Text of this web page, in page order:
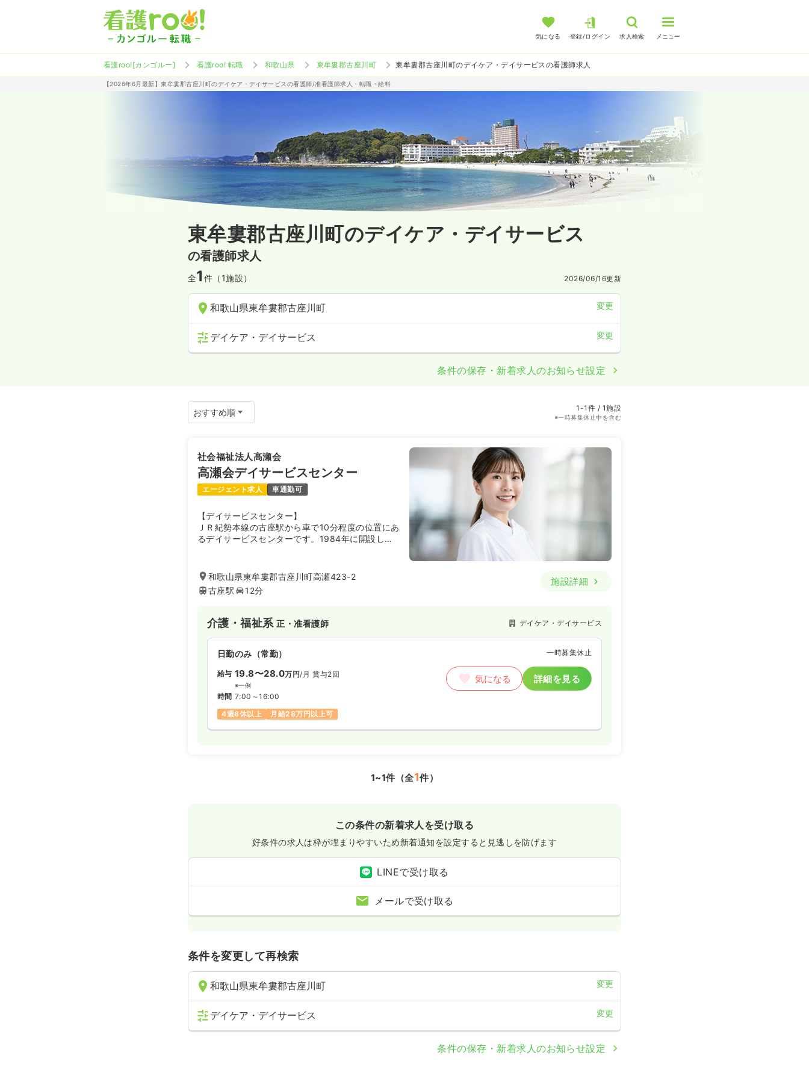
気になる 登録/ログイン 求人検索 メニュー
看護roo![カンゴルー] 看護roo! 転職 和歌山県 東牟婁郡古座川町 東牟婁郡古座川町のデイケア・デイサービスの看護師求人
【2026年6月最新】東牟婁郡古座川町のデイケア・デイサービスの看護師/准看護師求人・転職・給料
東牟婁郡古座川町のデイケア・デイサービス
の看護師求人
全1 件（1施設） 2026/06/16更新
和歌山県東牟婁郡古座川町 変更
デイケア・デイサービス 変更
条件の保存・新着求人のお知らせ設定
1-1件 / 1施設
※一時募集休止中を含む
社会福祉法人高瀬会
高瀬会デイサービスセンター
エージェント求人 車通勤可
【デイサービスセンター】
ＪＲ紀勢本線の古座駅から車で10分程度の位置にあ
るデイサービスセンターです。1984年に開設して
問サービス・在宅通所サービス・施設入所サービス
を提供しています。周辺には同法人の様々な施設や
古座川町若者広場球技場があり、古座川が近くを流
和歌山県東牟婁郡古座川町高瀬423-2
古座駅
12分
施設詳細
介護・福祉系正・准看護師 デイケア・デイサービス
日勤のみ（常勤） 一時募集休止
給与 19.8〜28.0万円/月 賞与2回
※一例
時間 7:00～16:00
4週8休以上
月給28万円以上可
気になる 詳細を見る
1~1件（全1件）
この条件の新着求人を受け取る
好条件の求人は枠が埋まりやすいため新着通知を設定すると見逃しを防げます
LINEで受け取る
メールで受け取る
条件を変更して再検索
和歌山県東牟婁郡古座川町 変更
デイケア・デイサービス 変更
条件の保存・新着求人のお知らせ設定